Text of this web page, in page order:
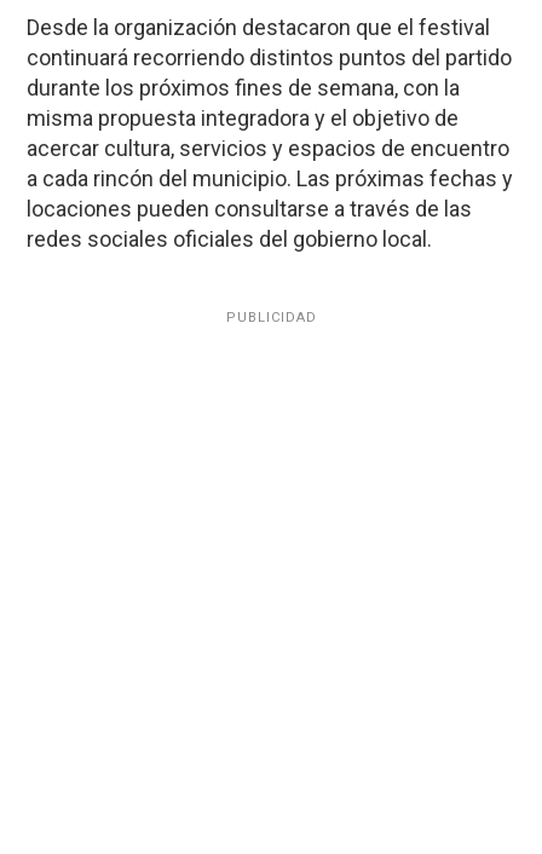
Desde la organización destacaron que el festival
continuará recorriendo distintos puntos del partido
durante los próximos fines de semana, con la
misma propuesta integradora y el objetivo de
acercar cultura, servicios y espacios de encuentro
a cada rincón del municipio. Las próximas fechas y
locaciones pueden consultarse a través de las
redes sociales oficiales del gobierno local.
PUBLICIDAD